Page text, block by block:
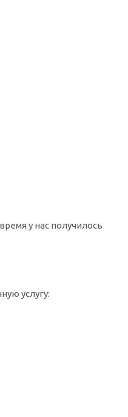
у нас получилось
услугу: